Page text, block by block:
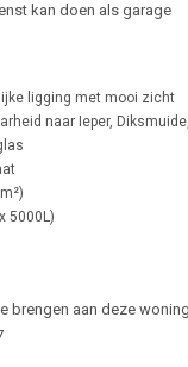
kan doen als garage
ligging met mooi zicht
naar Ieper,
5000L)
brengen aan deze